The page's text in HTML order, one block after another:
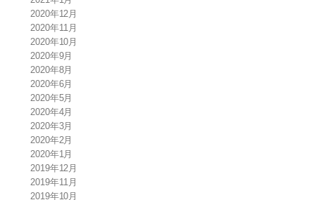
2020年12月
2020年11月
2020年10月
2020年9月
2020年8月
2020年6月
2020年5月
2020年4月
2020年3月
2020年2月
2020年1月
2019年12月
2019年11月
2019年10月